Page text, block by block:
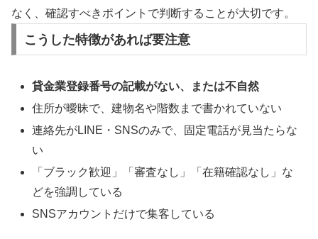
なく、確認すべきポイントで判断することが大切です。
こうした特徴があれば要注意
貸金業登録番号の記載がない、または不自然
住所が曖昧で、建物名や階数まで書かれていない
連絡先がLINE・SNSのみで、固定電話が見当たらな
い
「ブラック歓迎」「審査なし」「在籍確認なし」な
どを強調している
SNSアカウントだけで集客している